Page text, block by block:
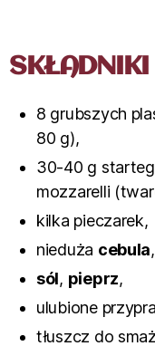
SKŁADNIKI
8 grubszych
80 g),
30-40 g
mozzarelli
kilka pieczarek,
nieduża cebula,
sól, pieprz,
ulubione
tłuszcz do